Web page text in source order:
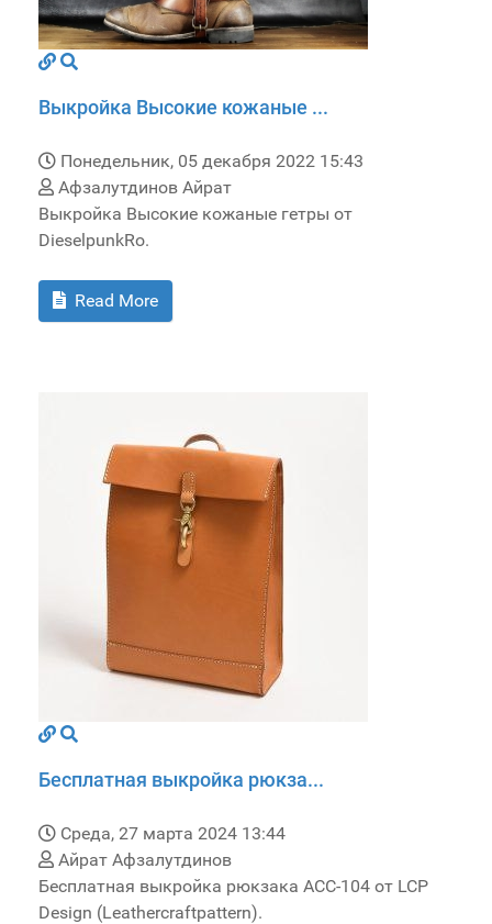
Выкройка Высокие кожаные ...
Понедельник, 05 декабря 2022 15:43
Афзалутдинов Айрат
Выкройка Высокие кожаные гетры от
DieselpunkRo.
Read More
Бесплатная выкройка рюкза...
Среда, 27 марта 2024 13:44
Айрат Афзалутдинов
Бесплатная выкройка рюкзака ACC-104 от LCP
Design (Leathercraftpattern).